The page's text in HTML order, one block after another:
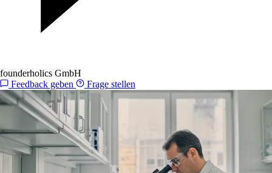
founderholics GmbH
Feedback geben
Frage stellen